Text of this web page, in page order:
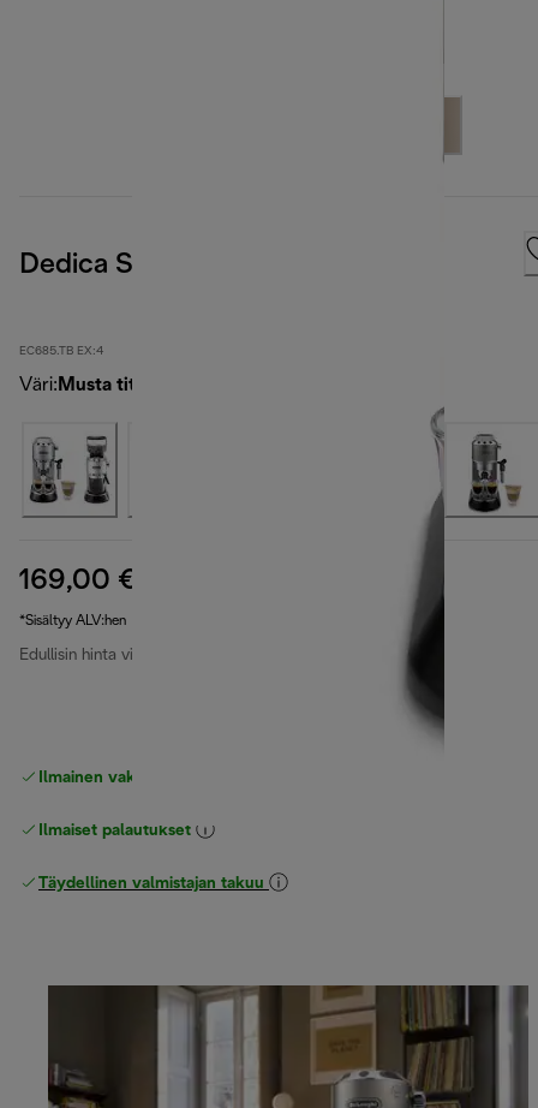
Dedica Style
EC685.TB EX:4
Väri: Musta titaani
169,00 €
*Sisältyy ALV:hen
Edullisin hinta viimeiset 30 päivää
Ilmainen vakiotoimitus
Ilmaiset palautukset
Täydellinen valmistajan takuu